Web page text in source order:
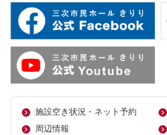
施設空き状況・ネット予約
周辺情報